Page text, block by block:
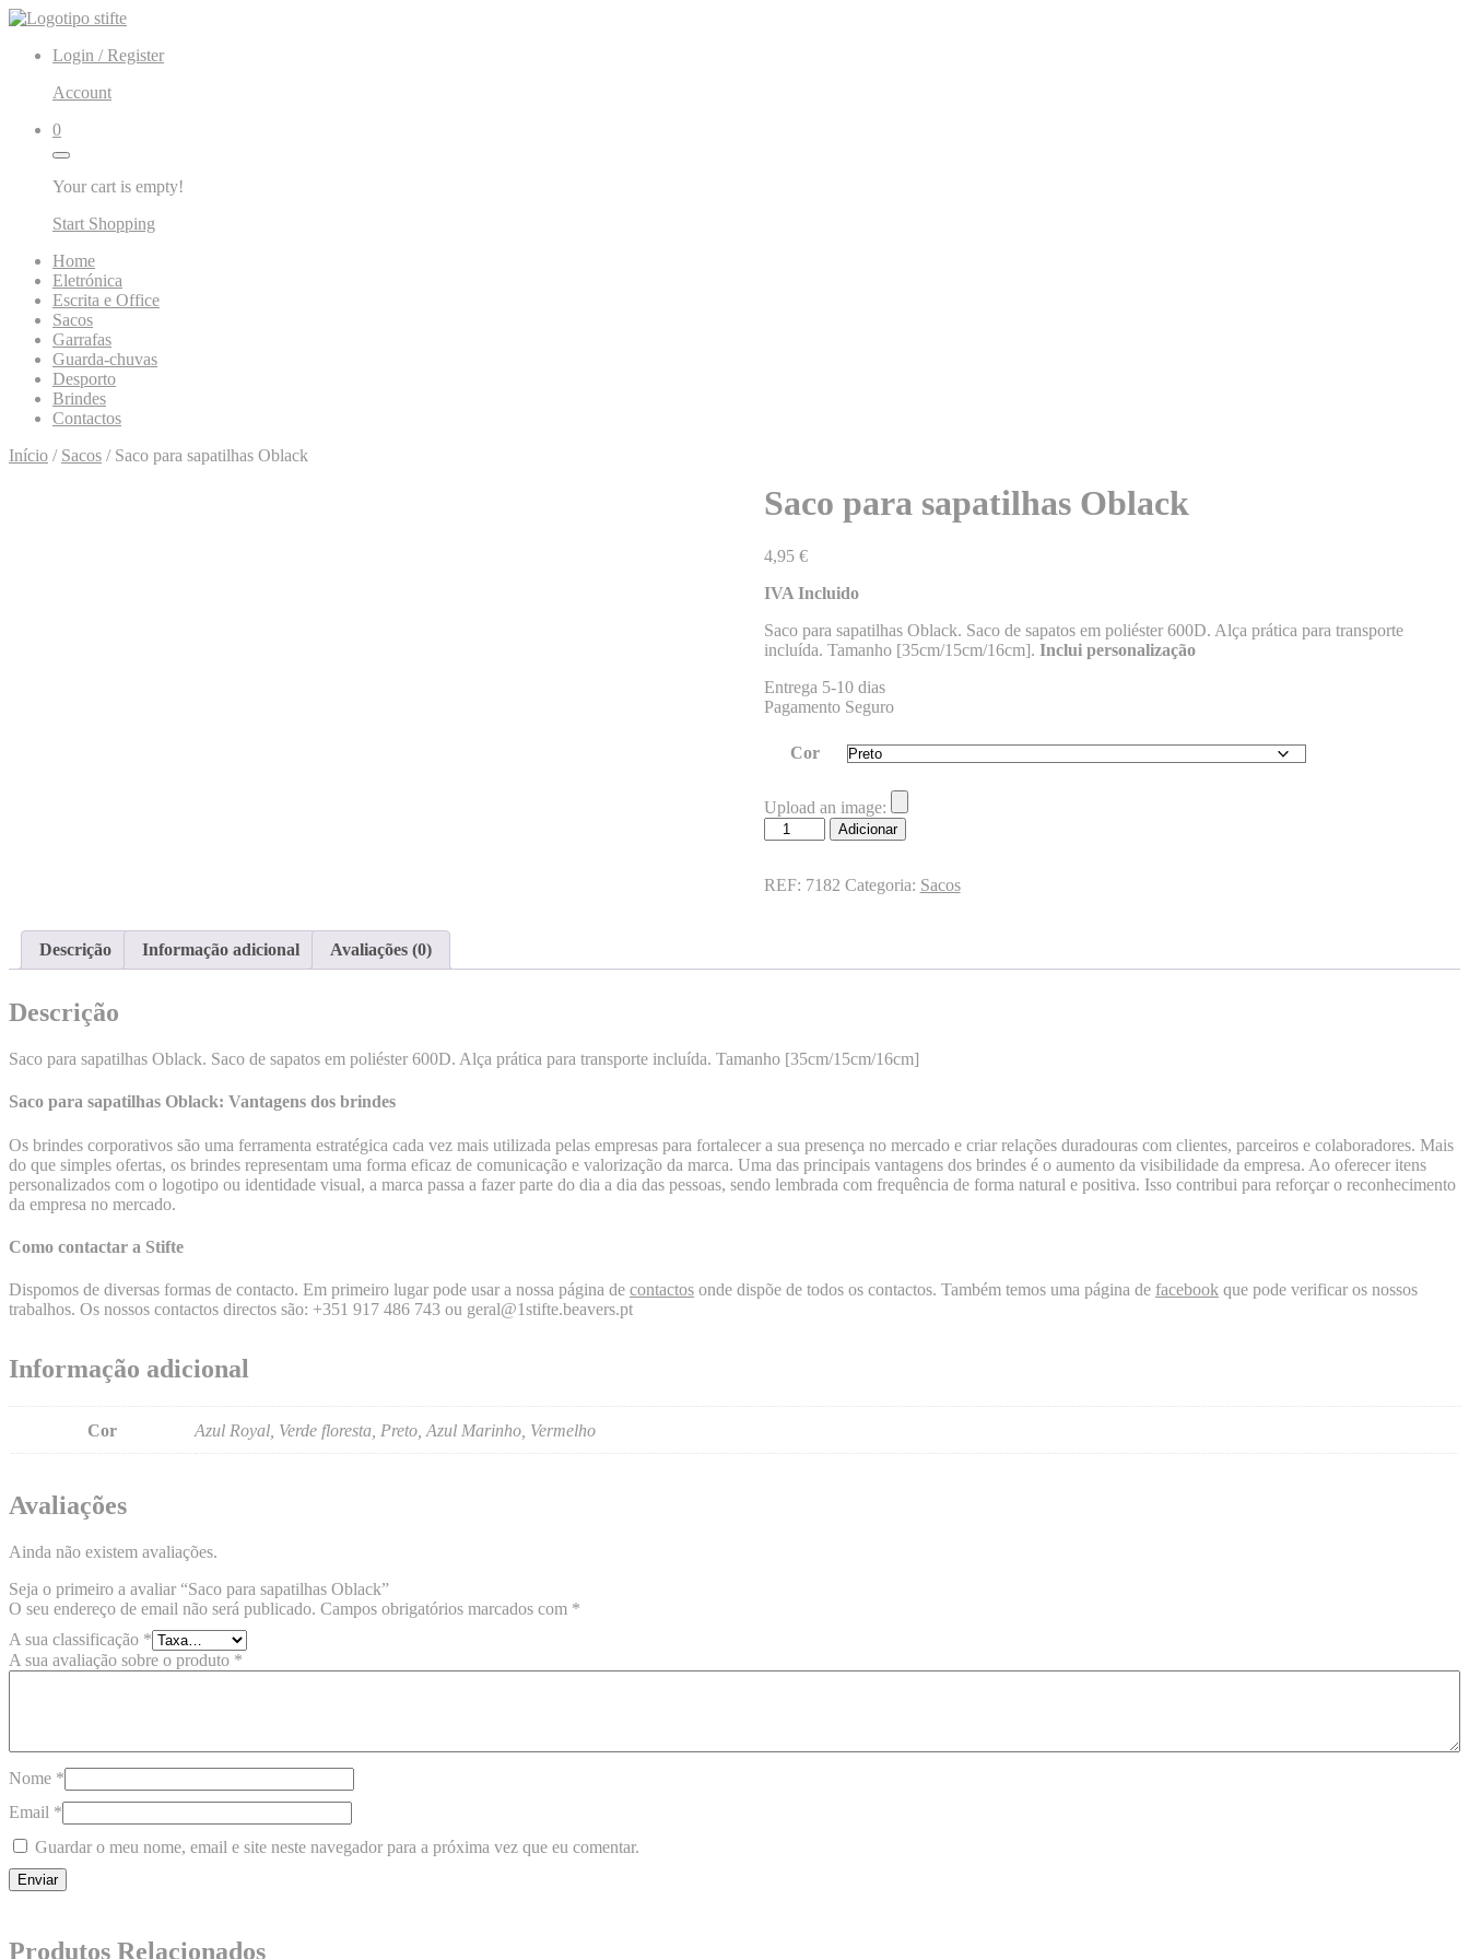
Skip
contentLogin / Register
Account
0
Your cart is empty!
Start Shopping
Home
Eletrónica
Escrita e Office
Sacos
Garrafas
Guarda-chuvas
Desporto
Brindes
Contactos
Início / Sacos / Saco para sapatilhas Oblack
Saco para sapatilhas Oblack
4,95 €
IVA Incluido
Saco para sapatilhas Oblack. Saco de sapatos em poliéster 600D. Alça prática para transporte
incluída. Tamanho [35cm/15cm/16cm]. Inclui personalização
Entrega 5-10 dias
Pagamento Seguro
Cor
Upload an image:
Quantidade
de
para
Adicionar
REF: 7182 Categoria: Sacos
Descrição Informação adicional Avaliações (0)
Descrição
Saco para sapatilhas Oblack. Saco de sapatos em poliéster 600D. Alça prática para transporte incluída. Tamanho [35cm/15cm/16cm]
Saco para sapatilhas Oblack: Vantagens dos brindes
Os brindes corporativos são uma ferramenta estratégica cada vez mais utilizada pelas empresas para fortalecer a sua presença no mercado e criar relações duradouras com clientes, parceiros e colaboradores. Mais
do que simples ofertas, os brindes representam uma forma eficaz de comunicação e valorização da marca. Uma das principais vantagens dos brindes é o aumento da visibilidade da empresa. Ao oferecer itens
personalizados com o logotipo ou identidade visual, a marca passa a fazer parte do dia a dia das pessoas, sendo lembrada com frequência de forma natural e positiva. Isso contribui para reforçar o reconhecimento
da empresa no mercado.
Como contactar a Stifte
Dispomos de diversas formas de contacto. Em primeiro lugar pode usar a nossa página de contactos onde dispõe de todos os contactos. Também temos uma página de facebook que pode verificar os nossos
trabalhos. Os nossos contactos directos são: +351 917 486 743 ou geral@1stifte.beavers.pt
Informação adicional
Cor Azul Royal, Verde floresta, Preto, Azul Marinho, Vermelho
Avaliações
Ainda não existem avaliações.
Seja o primeiro a avaliar “Saco para sapatilhas Oblack”
O seu endereço de email não será publicado. Campos obrigatórios marcados com *
A sua classificação *
A sua avaliação sobre o produto *
Nome *
Email *
Guardar o meu nome, email e site neste navegador para a próxima vez que eu comentar.
Produtos Relacionados